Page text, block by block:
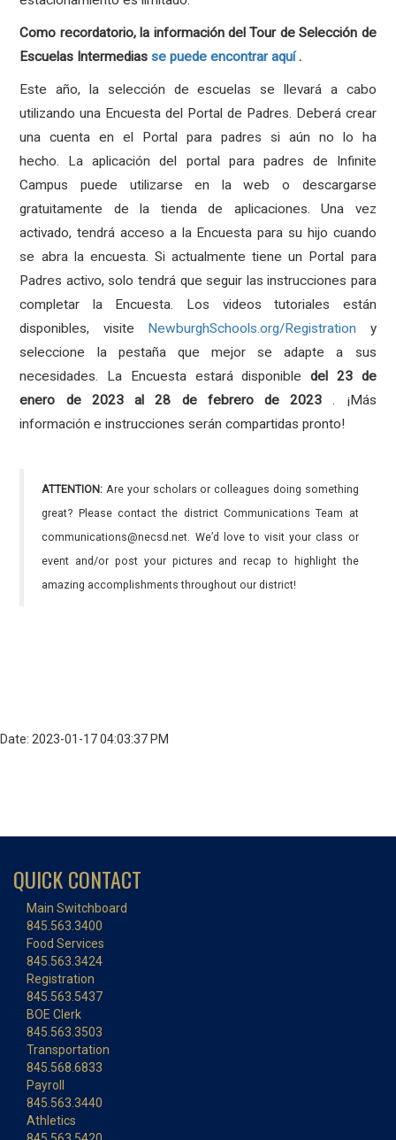
Como recordatorio, la información del Tour de Selección de
Escuelas Intermedias se puede encontrar aquí .
Este año, la selección de escuelas se llevará a cabo
utilizando una Encuesta del Portal de Padres. Deberá crear
una cuenta en el Portal para padres si aún no lo ha
hecho. La aplicación del portal para padres de Infinite
Campus puede utilizarse en la web o descargarse
gratuitamente de la tienda de aplicaciones. Una vez
activado, tendrá acceso a la Encuesta para su hijo cuando
se abra la encuesta. Si actualmente tiene un Portal para
Padres activo, solo tendrá que seguir las instrucciones para
completar la Encuesta. Los videos tutoriales están
disponibles, visite NewburghSchools.org/Registration
y
seleccione la pestaña que mejor se adapte a sus
necesidades. La Encuesta estará disponibledel 23 de
enero de 2023 al 28 de febrero de 2023
. ¡Más
información e instrucciones serán compartidas pronto!
ATTENTION: Are your scholars or colleagues doing something
great? Please contact the district Communications Team at
communications@necsd.net. We’d love to visit your class or
event and/or post your pictures and recap to highlight the
amazing accomplishments throughout our district!
Date: 2023-01-17 04:03:37 PM
QUICK CONTACT
Main Switchboard
845.563.3400
Food Services
845.563.3424
Registration
845.563.5437
BOE Clerk
845.563.3503
Transportation
845.568.6833
Payroll
845.563.3440
Athletics